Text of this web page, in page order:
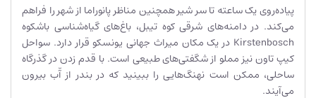
پیاده‌روی یک ساعته تا سر شیر همچنین مناظر پانوراما از شهر را فراهم
می‌کند. در دامنه‌های شرقی کوه تیبل، باغ‌های گیاه‌شناسی باشکوه
Kirstenbosch در یک مکان میراث جهانی یونسکو قرار دارد. سواحل
کیپ تاون نیز مملو از شگفتی‌های طبیعی است. با قدم زدن در گذرگاه
ساحلی، ممکن است نهنگ‌هایی را ببینید که در بندر از آّب بیرون
می‌آیند.